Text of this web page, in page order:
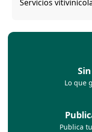
Servicios
Lo que
Publica